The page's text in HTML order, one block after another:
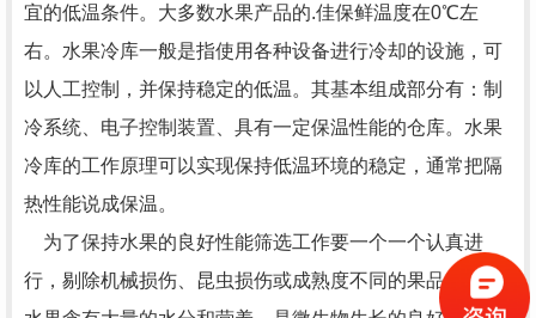
宜的低温条件。大多数水果产品的.佳保鲜温度在0℃左
右。水果冷库一般是指使用各种设备进行冷却的设施，可
以人工控制，并保持稳定的低温。其基本组成部分有：制
冷系统、电子控制装置、具有一定保温性能的仓库。水果
冷库的工作原理可以实现保持低温环境的稳定，通常把隔
热性能说成保温。
为了保持水果的良好性能筛选工作要一个一个认真进
行，剔除机械损伤、昆虫损伤或成熟度不同的果品。由于